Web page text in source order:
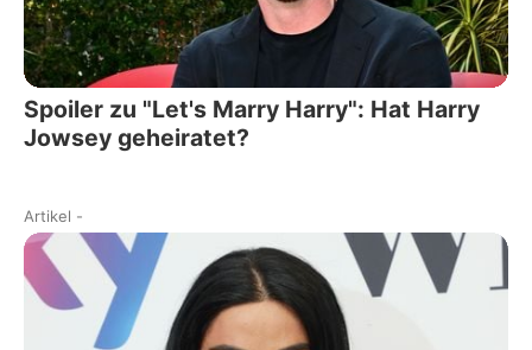
Spoiler zu "Let's Marry Harry": Hat Harry
Jowsey geheiratet?
Artikel -